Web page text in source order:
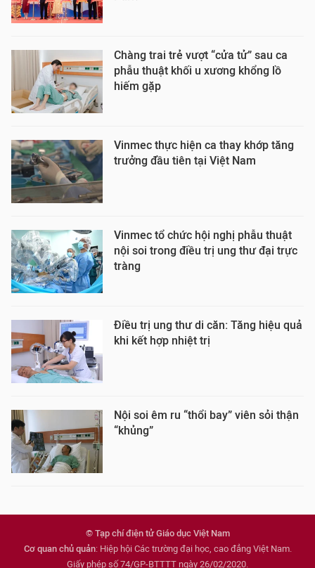
Chàng trai trẻ vượt “cửa tử” sau ca
phẫu thuật khối u xương khổng lồ
hiếm gặp
Vinmec thực hiện ca thay khớp tăng
trưởng đầu tiên tại Việt Nam
Vinmec tổ chức hội nghị phẫu thuật
nội soi trong điều trị ung thư đại trực
tràng
Điều trị ung thư di căn: Tăng hiệu quả
khi kết hợp nhiệt trị
Nội soi êm ru “thổi bay” viên sỏi thận
“khủng”
© Tạp chí điện tử Giáo dục Việt Nam
Cơ quan chủ quản: Hiệp hội Các trường đại học, cao đẳng Việt Nam.
Giấy phép số 74/GP-BTTTT ngày 26/02/2020.